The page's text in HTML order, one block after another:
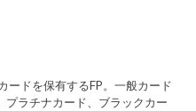
ードを保有するFP。一般カード
プラチナカード、ブラックカー